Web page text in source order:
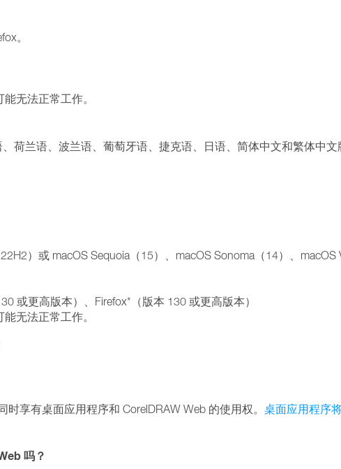
。
无法正常工作。
荷兰语、波兰语、葡萄牙语、捷克语、日语、简体中文和繁体中文
）或 macOS Sequoia（15）、macOS Sonoma（14）、macOS
或更高版本）、Firefox*（版本 130 或更高版本）
无法正常工作。
享有桌面应用程序和 CorelDRAW Web 的使用权。 桌面应用程序
吗？